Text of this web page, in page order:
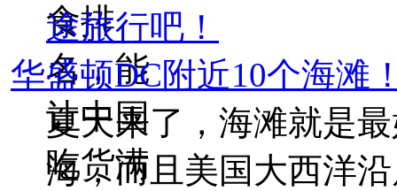
食排
名，能
让中国
吃货满
华盛顿DC附近10个海滩
夏天来了，海滩就是
海，而且美国大西洋